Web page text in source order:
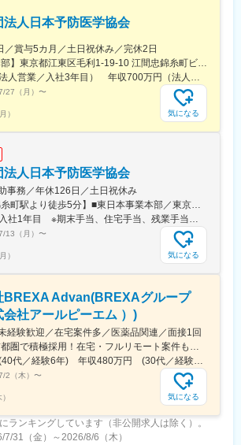
通院やご都合に合わせて業務時間を調整できま
終わるよう業務管理を行う必要はありますが、裁
方ができます）
のほか、九州、中部、東北、海外在住の方もいま
わせで必要な時は大阪・東京等へ出張（宿泊も伴
します。
度は1~3回/年です。（海外出張の可能性も一部ござ
ランス：
最大限に能力を発揮できるよう働きやすい環境作
ります。男女問わず在宅勤務が可能です。また、
、産休・育休取得実績も豊富で9割以上の復職率を
期就業が可能な環境・福利厚生が整っています。
社の定める業務
法人日本予防医学協会
／賞与5カ月／土日祝休み／完休2日
27（月） 〜
） 気になる
法人日本予防医学協会
事務／年休126日／土日祝休み
13（月） 〜
） 気になる
BREXA Advan(BREXAグループ
会社アールピーエム ）)
経験歓迎／在宅案件多／医薬品関連／面接1回
2（木） 〜
気になる
ランキングしています（非公開求人は除く）。
31（金）～2026/8/6（木）